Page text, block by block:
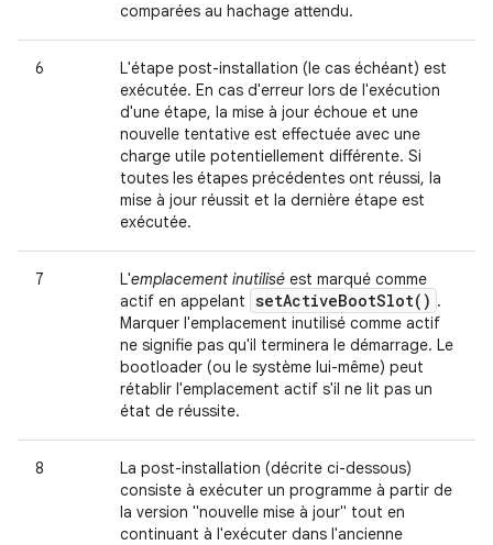
comparées au hachage attendu.
6
L'étape post-installation (le cas échéant) est
exécutée. En cas d'erreur lors de l'exécution
d'une étape, la mise à jour échoue et une
nouvelle tentative est effectuée avec une
charge utile potentiellement différente. Si
toutes les étapes précédentes ont réussi, la
mise à jour réussit et la dernière étape est
exécutée.
7 L'emplacement inutilisé est marqué comme
actif en appelant setActiveBootSlot( ) .
Marquer l'emplacement inutilisé comme actif
ne signifie pas qu'il terminera le démarrage. Le
bootloader (ou le système lui-même) peut
rétablir l'emplacement actif s'il ne lit pas un
état de réussite.
8
La post-installation (décrite ci-dessous)
consiste à exécuter un programme à partir de
la version "nouvelle mise à jour" tout en
continuant à l'exécuter dans l'ancienne